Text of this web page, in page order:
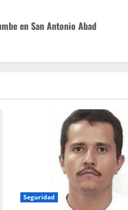
en San Antonio Abad
Seguridad